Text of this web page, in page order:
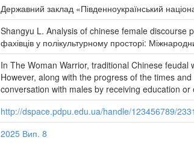
Державний заклад «Південноукраїнський
Shangyu L. Analysis of chinese female discourse
фахівців у полікультурному просторі:
In The Woman Warrior, traditional Chinese
However, along with the progress of the times
conversation with males by receiving education
http://dspace.pdpu.edu.ua/handle/123456789/
2025 Вип. 8